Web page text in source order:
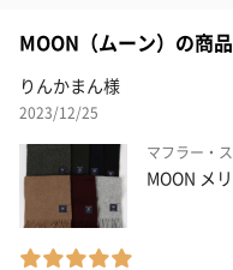
MOON（ムーン）の商
りんかまん様
2023/12/25
マフラー・
MOON メ